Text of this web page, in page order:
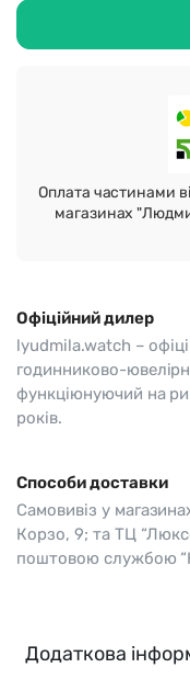
Оплата частинами
магазинах
Офіційний дилер
lyudmila.watch –
годинниково-
функціюнуючий на
років.
Способи доставки
Самовивіз у
Корзо, 9; та ТЦ
поштовою службою
Додаткова